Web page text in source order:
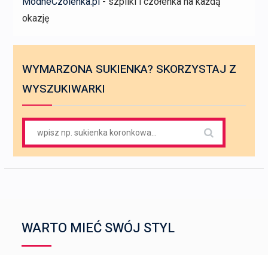
okazję
WYMARZONA SUKIENKA? SKORZYSTAJ Z
WYSZUKIWARKI
for:
WARTO MIEĆ SWÓJ STYL